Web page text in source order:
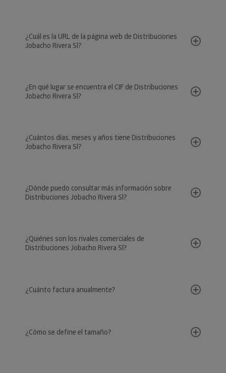
¿Cuál es la URL de la página web de Distribuciones
Jobacho Rivera Sl?
¿En qué lugar se encuentra el CIF de Distribuciones
Jobacho Rivera Sl?
¿Cuántos días, meses y años tiene Distribuciones
Jobacho Rivera Sl?
¿Dónde puedo consultar más información sobre
Distribuciones Jobacho Rivera Sl?
¿Quiénes son los rivales comerciales de
Distribuciones Jobacho Rivera Sl?
¿Cuánto factura anualmente?
¿Cómo se define el tamaño?